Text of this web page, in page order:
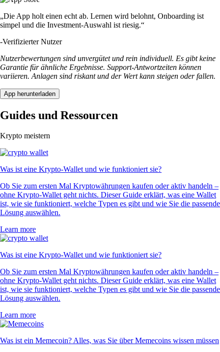
„Die App holt einen echt ab. Lernen wird belohnt, Onboarding ist
simpel und die Investment-Auswahl ist riesig.“
-Verifizierter Nutzer
Nutzerbewertungen sind unvergütet und rein individuell. Es gibt keine
Garantie für ähnliche Ergebnisse. Support-Antwortzeiten können
variieren. Anlagen sind riskant und der Wert kann steigen oder fallen.
App herunterladen
Guides und Ressourcen
Krypto meistern
Was ist eine Krypto-Wallet und wie funktioniert sie?
Ob Sie zum ersten Mal Kryptowährungen kaufen oder aktiv handeln –
ohne Krypto-Wallet geht nichts. Dieser Guide erklärt, was eine Wallet
ist, wie sie funktioniert, welche Typen es gibt und wie Sie die passende
Lösung auswählen.
Learn more
Was ist eine Krypto-Wallet und wie funktioniert sie?
Ob Sie zum ersten Mal Kryptowährungen kaufen oder aktiv handeln –
ohne Krypto-Wallet geht nichts. Dieser Guide erklärt, was eine Wallet
ist, wie sie funktioniert, welche Typen es gibt und wie Sie die passende
Lösung auswählen.
Learn more
Was ist ein Memecoin? Alles, was Sie über Memecoins wissen müssen